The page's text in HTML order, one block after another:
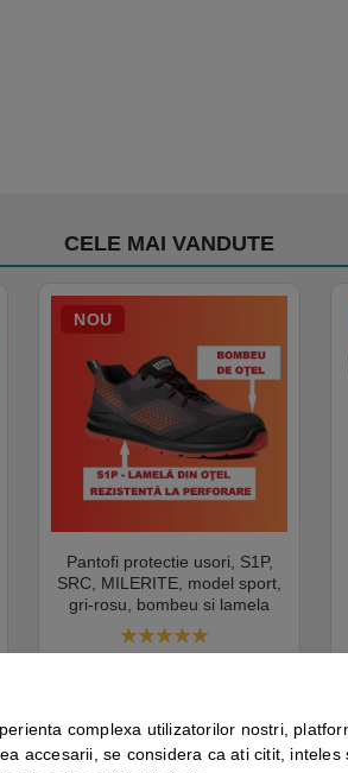
CELE MAI VANDUTE
NOU
Pantofi protectie usori, S1P,
SRC, MILERITE, model sport,
gri-rosu, bombeu si lamela
metalica, respirabilitate si
confort, Coverguard
5.00out of 5
complexa utilizatorilor nostri,
accesarii, se considera ca ati citit, inteles